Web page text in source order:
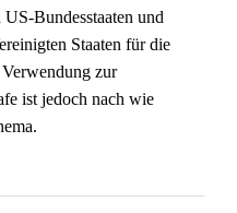
Bundesstaaten und
Staaten für die
zur
ist jedoch nach wie